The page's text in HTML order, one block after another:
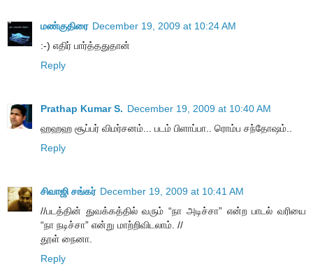
மண்குதிரை December 19, 2009 at 10:24 AM
:-) எதிர் பார்த்ததுதான்
Reply
Prathap Kumar S. December 19, 2009 at 10:40 AM
ஹஹஹ சூப்பர் விமர்சனம்... படம் பிளாப்பா.. ரொம்ப சந்தோஷம்..
Reply
சிவாஜி சங்கர் December 19, 2009 at 10:41 AM
//படத்தின் துவக்கத்தில் வரும் “நா அடிச்சா” என்ற பாடல் வரியை
“நா நடிச்சா” என்று மாற்றிவிடலாம். //
தூள் நைனா.
Reply